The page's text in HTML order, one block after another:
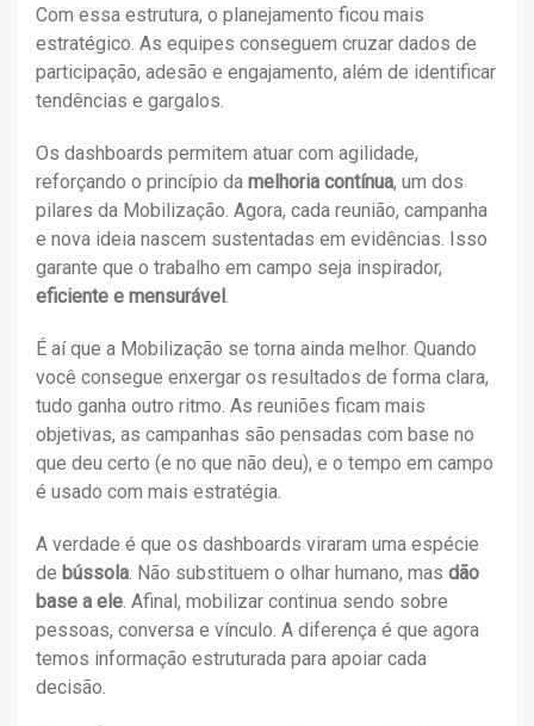
Com essa estrutura, o planejamento ficou mais
estratégico. As equipes conseguem cruzar dados de
participação, adesão e engajamento, além de identificar
tendências e gargalos.
Os dashboards permitem atuar com agilidade,
reforçando o princípio da melhoria contínua, um dos
pilares da Mobilização. Agora, cada reunião, campanha
e nova ideia nascem sustentadas em evidências. Isso
garante que o trabalho em campo seja inspirador,
eficiente e mensurável .
É aí que a Mobilização se torna ainda melhor. Quando
você consegue enxergar os resultados de forma clara,
tudo ganha outro ritmo. As reuniões ficam mais
objetivas, as campanhas são pensadas com base no
que deu certo (e no que não deu), e o tempo em campo
é usado com mais estratégia.
A verdade é que os dashboards viraram uma espécie
de bússola. Não substituem o olhar humano, mas dão
base a ele. Afinal, mobilizar continua sendo sobre
pessoas, conversa e vínculo. A diferença é que agora
temos informação estruturada para apoiar cada
decisão.